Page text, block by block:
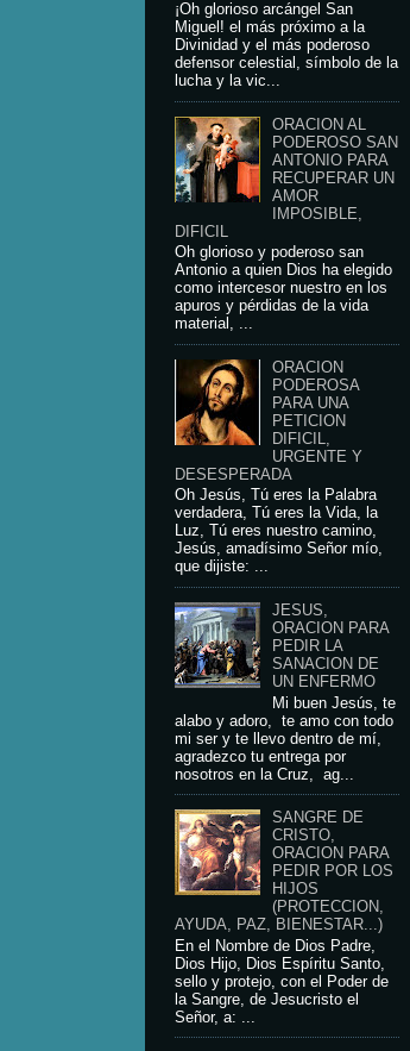
¡Oh glorioso arcángel San
Miguel! el más próximo a la
Divinidad y el más poderoso
defensor celestial, símbolo de la
lucha y la vic...
ORACION AL
PODEROSO SAN
ANTONIO PARA
RECUPERAR UN
AMOR
IMPOSIBLE,
DIFICIL
Oh glorioso y poderoso san
Antonio a quien Dios ha elegido
como intercesor nuestro en los
apuros y pérdidas de la vida
material, ...
ORACION
PODEROSA
PARA UNA
PETICION
DIFICIL,
URGENTE Y
DESESPERADA
Oh Jesús, Tú eres la Palabra
verdadera, Tú eres la Vida, la
Luz, Tú eres nuestro camino,
Jesús, amadísimo Señor mío,
que dijiste: ...
JESUS,
ORACION PARA
PEDIR LA
SANACION DE
UN ENFERMO
Mi buen Jesús, te
alabo y adoro, te amo con todo
mi ser y te llevo dentro de mí,
agradezco tu entrega por
nosotros en la Cruz, ag...
SANGRE DE
CRISTO,
ORACION PARA
PEDIR POR LOS
HIJOS
(PROTECCION,
AYUDA, PAZ, BIENESTAR...)
En el Nombre de Dios Padre,
Dios Hijo, Dios Espíritu Santo,
sello y protejo, con el Poder de
la Sangre, de Jesucristo el
Señor, a: ...